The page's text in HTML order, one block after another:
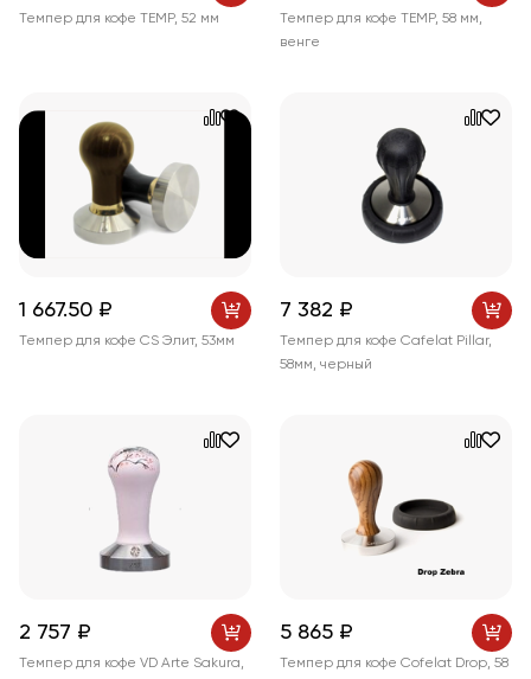
Темпер для кофе TEMP, 52 мм
Темпер для кофе TEMP, 58 мм,
венге
1 667.50 ₽
Темпер для кофе CS Элит, 53мм
7 382 ₽
Темпер для кофе Cafelat Pillar,
58мм, черный
2 757 ₽
Темпер для кофе VD Arte Sakura,
5 865 ₽
Темпер для кофе Cofelat Drop, 58